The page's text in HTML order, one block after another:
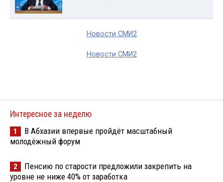
Новости СМИ2
Новости СМИ2
Интересное за неделю
1
В Абхазии впервые пройдёт масштабный
молодёжный форум
2
Пенсию по старости предложили закрепить на
уровне не ниже 40% от заработка